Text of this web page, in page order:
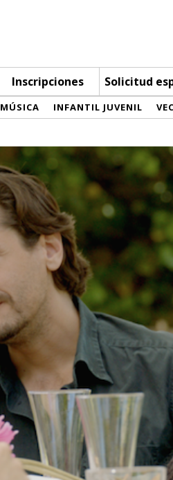
Inscripciones Solicitud
MÚSICA INFANTIL JUVENIL VEC